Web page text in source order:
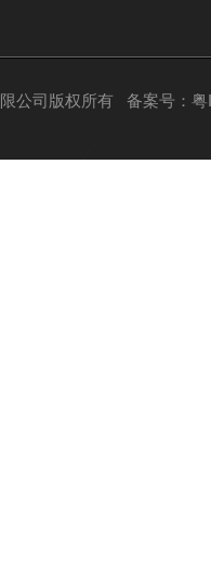
公司版权所有 备案号：